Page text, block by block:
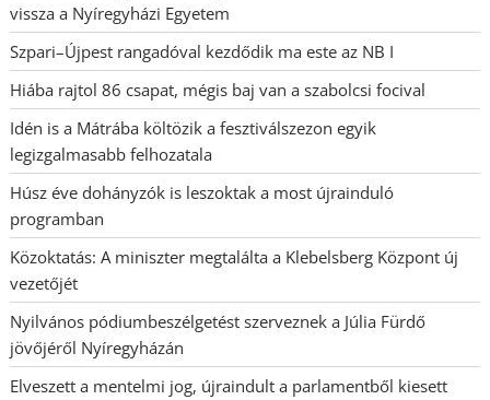
vissza a Nyíregyházi Egyetem
Szpari–Újpest rangadóval kezdődik ma este az NB I
Hiába rajtol 86 csapat, mégis baj van a szabolcsi focival
Idén is a Mátrába költözik a fesztiválszezon egyik
legizgalmasabb felhozatala
Húsz éve dohányzók is leszoktak a most újrainduló
programban
Közoktatás: A miniszter megtalálta a Klebelsberg Központ új
vezetőjét
Nyilvános pódiumbeszélgetést szerveznek a Júlia Fürdő
jövőjéről Nyíregyházán
Elveszett a mentelmi jog, újraindult a parlamentből kiesett